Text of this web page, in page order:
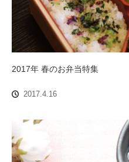
2017年 春のお弁当特集
2017.4.16